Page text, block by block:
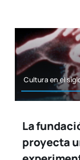
Cul­tu­ra en el
La
proyecta